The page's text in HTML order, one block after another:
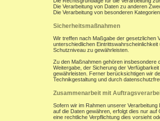
Die Verarbeitung von Daten zu anderen
Die Verarbeitung von besonderen
Sicherheitsmaßnahmen
Wir treffen nach Maßgabe der gesetzlichen
unterschiedlichen
Schutzniveau zu gewährleisten.
Zu den Maßnahmen gehören insbesondere
Weitergabe, der Sicherung der
gewährleisten. Ferner berücksichtigen wir
Technikgestaltung und durch
Zusammenarbeit mit
Sofern wir im Rahmen unserer
auf die Daten gewähren, erfolgt dies nur
eine rechtliche Verpflichtung dies vorsieht